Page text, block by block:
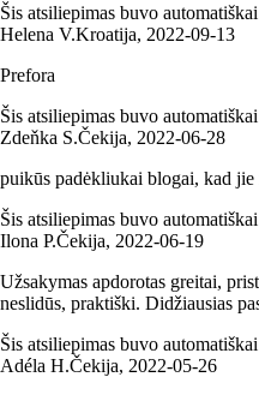
Šis atsiliepimas buvo
Helena V.Kroatija, 2022‑09‑13
Prefora
Šis atsiliepimas buvo
Zdeňka S.Čekija, 2022‑06‑28
puikūs padėkliukai blogai, kad
Šis atsiliepimas buvo
Ilona P.Čekija, 2022‑06‑19
Užsakymas apdorotas greitai,
neslidūs, praktiški. Didžiausias
Šis atsiliepimas buvo
Adéla H.Čekija, 2022‑05‑26